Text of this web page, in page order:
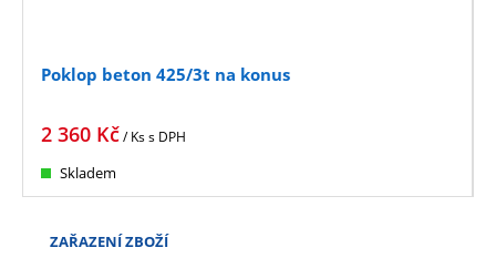
Poklop beton 425/3t na konus
2 360 Kč/ Kss DPH
Skladem
ZAŘAZENÍ ZBOŽÍ